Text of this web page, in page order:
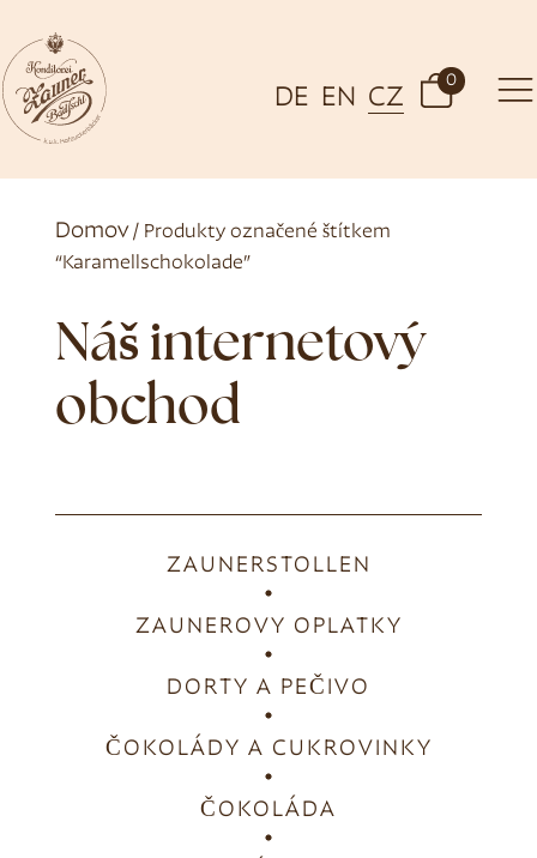
DE EN CZ
0
Domov/ Produkty označené štítkem
“Karamellschokolade”
Náš internetový
obchod
ZAUNERSTOLLEN
ZAUNEROVY OPLATKY
DORTY A PEČIVO
ČOKOLÁDY A CUKROVINKY
ČOKOLÁDA